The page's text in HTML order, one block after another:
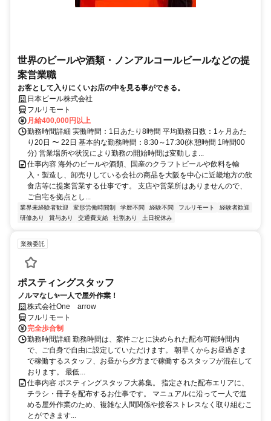
世界のビールや酒類・ノンアルコールビールなどの提
案営業職
お客として入りにくいお店の中を見る事ができる。
日本ビール株式会社
フルリモート
月給400,000円以上
勤務時間詳細 実働時間：1日あたり8時間 平均勤務日数：1ヶ月あた
り20日 〜 22日 基本的な勤務時間：8:30～17:30(休憩時間 1時間00
分) 営業場所や状況により勤務の開始時間は変動しま...
仕事内容 海外のビールや酒類、国産のクラフトビールや飲料を輸
入・製造し、卸売りしている会社の商品を大阪を中心に近畿地方の飲
食店等に提案営業する仕事です。 支店や営業所はありませんので、
ご自宅を拠点とし...
業界未経験者歓迎 変形労働時間制 学歴不問 経験不問 フルリモート
経験者歓迎
研修あり
賞与あり 交通費支給 社割あり 土日祝休み
業務委託
ポスティングスタッフ
ノルマなし✨一人で屋外作業！
株式会社One arrow
フルリモート
完全歩合制
勤務時間詳細 勤務時間は、案件ごとに決められた配布可能時間内
で、ご自身で自由に設定していただけます。 朝早くからお昼過ぎま
で稼働するスタッフ、お昼から夕方まで稼働するスタッフが混在して
おります。 最低...
仕事内容 ポスティングスタッフ大募集。 指定された配布エリアに、
チラシ・冊子を配布するお仕事です。 マニュアルに沿って一人で進
める屋外作業のため、複雑な人間関係や接客ストレスなく取り組むこ
とができます...